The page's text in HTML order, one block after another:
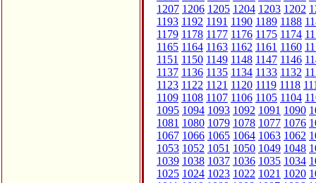
1207 1206 1205 1204 1203 1202
1193 1192 1191 1190 1189 1188
1179 1178 1177 1176 1175 1174
1165 1164 1163 1162 1161 1160
1151 1150 1149 1148 1147 1146
1137 1136 1135 1134 1133 1132
1123 1122 1121 1120 1119 1118
1109 1108 1107 1106 1105 1104
1095 1094 1093 1092 1091 1090
1081 1080 1079 1078 1077 1076
1067 1066 1065 1064 1063 1062
1053 1052 1051 1050 1049 1048
1039 1038 1037 1036 1035 1034
1025 1024 1023 1022 1021 1020